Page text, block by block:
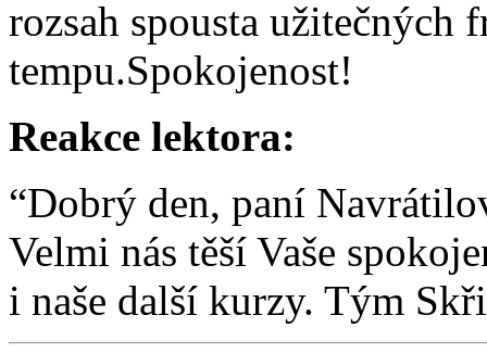
rozsah spousta užitečných
tempu.Spokojenost!
Reakce lektora:
“Dobrý den, paní
Velmi nás těší Vaše
i naše další kurzy. Tým